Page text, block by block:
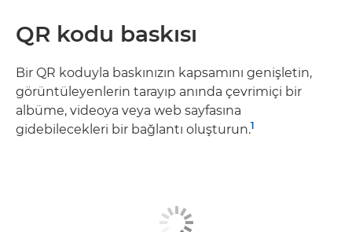
QR kodu baskısı
Bir QR koduyla baskınızın kapsamını genişletin,
görüntüleyenlerin tarayıp anında çevrimiçi bir
albüme, videoya veya web sayfasına
gidebilecekleri bir bağlantı oluşturun.1